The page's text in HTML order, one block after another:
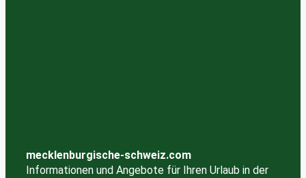
mecklenburgische-schweiz.com
Informationen und Angebote für Ihren Urlaub in der